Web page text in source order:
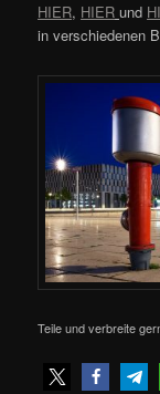
HIER, HIER und
in verschiedenen
Teile und verbreite